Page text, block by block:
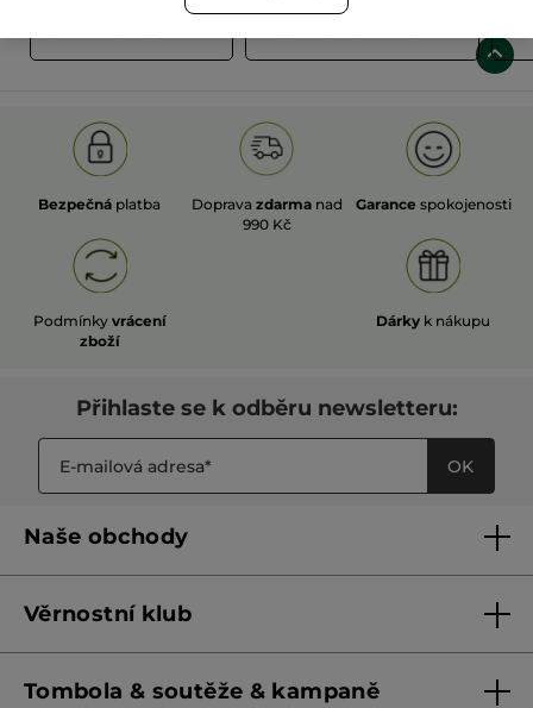
Bezpečná platba Doprava zdarma nad
990 Kč
Garance spokojenosti
Podmínky vrácení
zboží
Dárky k nákupu
Přihlaste se k odběru newsletteru:
OK
Naše obchody
Franšízing
Věrnostní klub
Pravidla věrnostního klubu od 1. 6. 2026
Tombola & soutěže & kampaně